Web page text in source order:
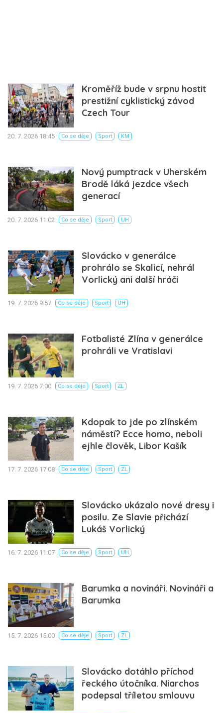
Kroměříž bude v srpnu hostit
prestižní cyklistický závod
Czech Tour
20. 7. 2026 18:45 Co se děje Sport KM
Nový pumptrack v Uherském
Brodě láká jezdce všech
generací
20. 7. 2026 11:02 Co se děje Sport UH
Slovácko v generálce
prohrálo se Skalicí, nehrál
Vorlický ani další hráči
19. 7. 2026 9:57 Co se děje Sport UH
Fotbalisté Zlína v generálce
prohráli ve Vratislavi
19. 7. 2026 7:00 Co se děje Sport ZL
Kdopak to jde po zlínském
náměstí? Ecce homo, neboli
ejhle člověk, Libor Kašík
17. 7. 2026 17:08 Co se děje Sport ZL
Slovácko ukázalo nové dresy i
posilu. Ze Slavie přichází
Lukáš Vorlický
16. 7. 2026 11:07 Co se děje Sport UH
Barumka a novináři. Novináři a
Barumka
15. 7. 2026 15:00 Co se děje Sport ZL
Slovácko dotáhlo příchod
řeckého útočníka. Niarchos
podepsal tříletou smlouvu